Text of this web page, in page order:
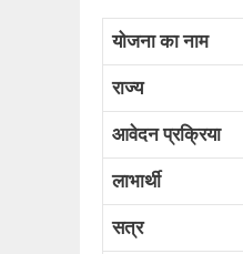
योजना का नाम
राज्य
आवेदन प्रक्रिया
लाभार्थी
सत्र